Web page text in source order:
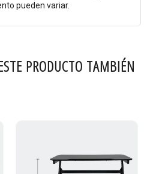
pueden variar.
PRODUCTO TAMBIÉN